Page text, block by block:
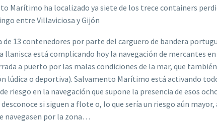
Marítimo ha localizado ya siete de los trece containers
entre Villaviciosa y Gijón
de 13 contenedores por parte del carguero de bandera
llanisca está complicando hoy la navegación de mercantes
a puerto por las malas condiciones de la mar, que
lúdica o deportiva). Salvamento Marítimo está activando
riesgo en la navegación que supone la presencia de esos
desconoce si siguen a flote o, lo que sería un riesgo aún
navegasen por la zona…